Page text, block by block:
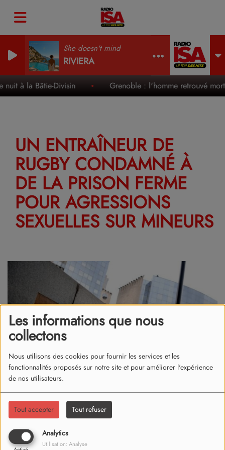
Les informations que nous
collectons
Nous utilisons des cookies pour fournir les services et les
fonctionnalités proposés sur notre site et pour améliorer l'expérience
de nos utilisateurs.
Tout accepter Tout refuser
Analytics
Utilisation: Analyse
She doesn't mind
RIVIERA
à la Bâtie-Divisin Grenoble : l'homme retrouvé
UN ENTRAÎNEUR DE
RUGBY CONDAMNÉ À
DE LA PRISON FERME
POUR AGRESSIONS
SEXUELLES SUR MINEURS
Il s'agit d'un homme d'une trentaine d'années.